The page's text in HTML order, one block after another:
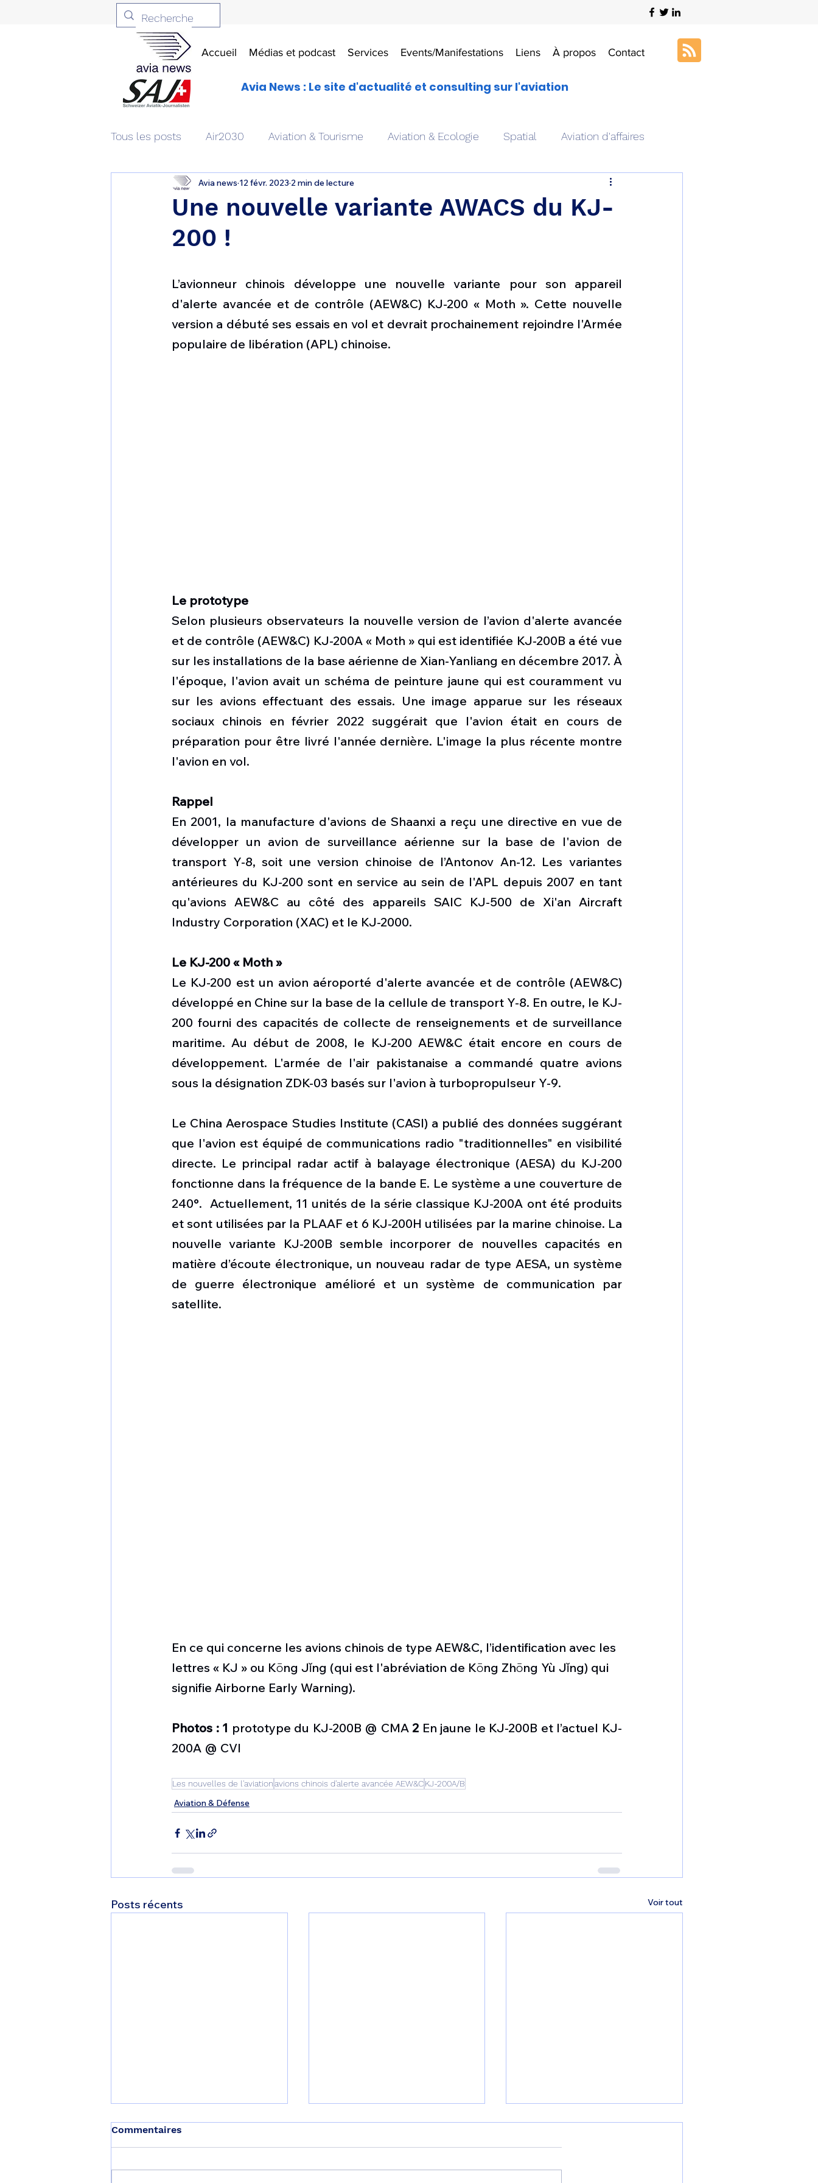
Accueil Médias et podcast Services Events/Manifestations Liens À propos Contact
Avia News : Le site d'actualité et consulting sur l'aviation
Tous les posts Air2030 Aviation & Tourisme Aviation & Ecologie Spatial Aviation d'affaires
Aviation & Défense Livres Drones aériens Art & Aviation
Patrimoine aéronautique
1 er avril Motorisation Défense sol-air DSA Amphibie Drones Composante ESPACE
Shenyang J-35 Bombardier Global 6500 Fret aérien Salon Aéronautique de Dubaï 25
Une nouvelle variante AWACS du KJ-
200 !
Avia news 12 févr. 2023 2 min de lecture
L’avionneur chinois développe une nouvelle variante pour son appareil
d'alerte avancée et de contrôle (AEW&C) KJ-200 « Moth ». Cette nouvelle
version a débuté ses essais en vol et devrait prochainement rejoindre l'Armée
populaire de libération (APL) chinoise.
Le prototype
Selon plusieurs observateurs la nouvelle version de l’avion d'alerte avancée
et de contrôle (AEW&C) KJ-200A « Moth » qui est identifiée KJ-200B a été vue
sur les installations de la base aérienne de Xian-Yanliang en décembre 2017. À
l'époque, l'avion avait un schéma de peinture jaune qui est couramment vu
sur les avions effectuant des essais. Une image apparue sur les réseaux
sociaux chinois en février 2022 suggérait que l'avion était en cours de
préparation pour être livré l'année dernière. L'image la plus récente montre
l'avion en vol.
Rappel
En 2001, la manufacture d'avions de Shaanxi a reçu une directive en vue de
développer un avion de surveillance aérienne sur la base de l'avion de
transport Y-8, soit une version chinoise de l’Antonov An-12. Les variantes
antérieures du KJ-200 sont en service au sein de l'APL depuis 2007 en tant
qu'avions AEW&C au côté des appareils SAIC KJ-500 de Xi'an Aircraft
Industry Corporation (XAC) et le KJ-2000.
Le KJ-200 « Moth »
Le KJ-200 est un avion aéroporté d'alerte avancée et de contrôle (AEW&C)
développé en Chine sur la base de la cellule de transport Y-8. En outre, le KJ-
200 fourni des capacités de collecte de renseignements et de surveillance
maritime. Au début de 2008, le KJ-200 AEW&C était encore en cours de
développement. L'armée de l'air pakistanaise a commandé quatre avions
sous la désignation ZDK-03 basés sur l'avion à turbopropulseur Y-9.
Le China Aerospace Studies Institute (CASI) a publié des données suggérant
que l'avion est équipé de communications radio "traditionnelles" en visibilité
directe. Le principal radar actif à balayage électronique (AESA) du KJ-200
fonctionne dans la fréquence de la bande E. Le système a une couverture de
240°.  Actuellement, 11 unités de la série classique KJ-200A ont été produits
et sont utilisées par la PLAAF et 6 KJ-200H utilisées par la marine chinoise. La
nouvelle variante KJ-200B semble incorporer de nouvelles capacités en
matière d’écoute électronique, un nouveau radar de type AESA, un système
de guerre électronique amélioré et un système de communication par
satellite.
En ce qui concerne les avions chinois de type AEW&C, l’identification avec les
lettres « KJ » ou Kōng Jǐng (qui est l'abréviation de Kōng Zhōng Yù Jǐng) qui
signifie Airborne Early Warning).
Photos : 1 prototype du KJ-200B @ CMA 2 En jaune le KJ-200B et l’actuel KJ-
200A @ CVI
Les nouvelles de l'aviationavions chinois d'alerte avancée AEW&CKJ-200A/B
Aviation & Défense
Posts récents Voir tout
Commentaires